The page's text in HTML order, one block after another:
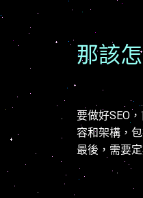
那該
要做好SEO
容和架構，
最後，需要